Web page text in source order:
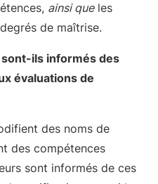
ainsi queles
de maîtrise.
ils informés des
évaluations de
des noms de
des compétences
sont informés de ces